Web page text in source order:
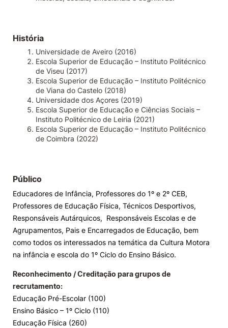
História
Universidade de Aveiro (2016)
Escola Superior de Educação – Instituto Politécnico
de Viseu (2017)
Escola Superior de Educação – Instituto Politécnico
de Viana do Castelo (2018)
Universidade dos Açores (2019)
Escola Superior de Educação e Ciências Sociais –
Instituto Politécnico de Leiria (2021)
Escola Superior de Educação – Instituto Politécnico
de Coimbra (2022)
Público
Educadores de Infância, Professores do 1º e 2º CEB,
Professores de Educação Física, Técnicos Desportivos,
Responsáveis Autárquicos, Responsáveis Escolas e de
Agrupamentos, Pais e Encarregados de Educação, bem
como todos os interessados na temática da Cultura Motora
na infância e escola do 1º Ciclo do Ensino Básico.
Reconhecimento / Creditação para grupos de
recrutamento:
Educação Pré-Escolar (100)
Ensino Básico – 1º Ciclo (110)
Educação Física (260)